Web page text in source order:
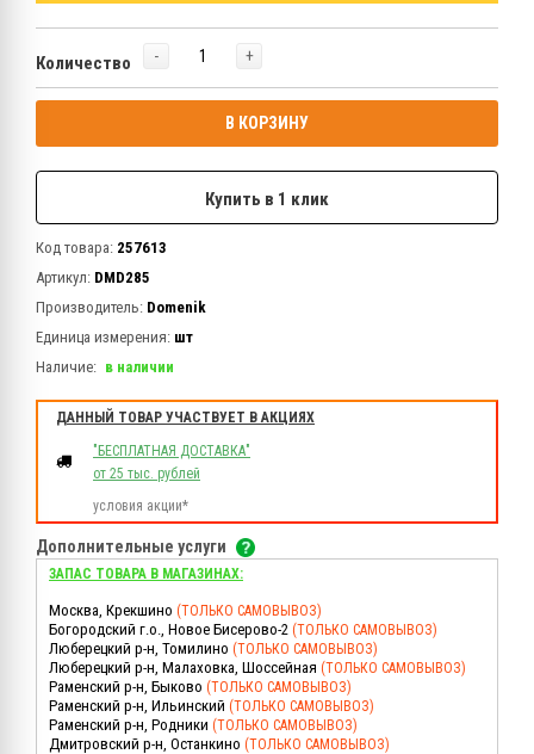
Количество - +
В КОРЗИНУ
Купить в 1 клик
Код товара: 257613
Артикул: DMD285
Производитель: Domenik
Единица измерения: шт
Наличие: в наличии
ДАННЫЙ ТОВАР УЧАСТВУЕТ В АКЦИЯХ
"БЕСПЛАТНАЯ ДОСТАВКА"
от 25 тыс. рублей
условия акции*
Дополнительные услуги
ЗАПАС ТОВАРА В МАГАЗИНАХ:
Москва, Крекшино (ТОЛЬКО САМОВЫВОЗ)
Богородский г.о., Новое Бисерово-2 (ТОЛЬКО САМОВЫВОЗ)
Люберецкий р-н, Томилино (ТОЛЬКО САМОВЫВОЗ)
Люберецкий р-н, Малаховка, Шоссейная (ТОЛЬКО САМОВЫВОЗ)
Раменский р-н, Быково (ТОЛЬКО САМОВЫВОЗ)
Раменский р-н, Ильинский (ТОЛЬКО САМОВЫВОЗ)
Раменский р-н, Родники (ТОЛЬКО САМОВЫВОЗ)
Дмитровский р-н, Останкино (ТОЛЬКО САМОВЫВОЗ)